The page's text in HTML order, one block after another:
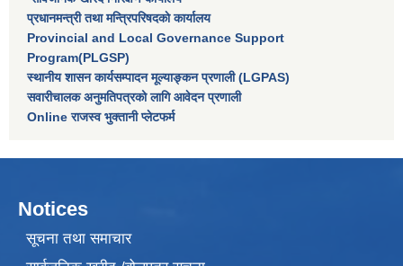
प्रधानमन्त्री तथा मन्त्रिपरिषदकाे कार्यालय
Provincial and Local Governance Support
Program(PLGSP)
स्थानीय शासन कार्यसम्पादन मूल्याङ्कन प्रणाली (LGPAS)
सवारीचालक अनुमतिपत्रको लागि आवेदन प्रणाली
Online राजस्व भुक्तानी प्लेटफर्म
Notices
सूचना तथा समाचार